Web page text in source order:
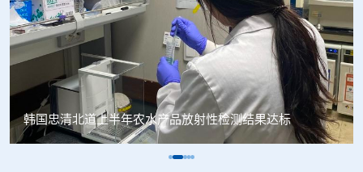
Oklo格罗夫斯同位素试验反应堆实现首次临界